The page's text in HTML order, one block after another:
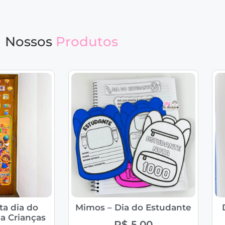
Nossos Produtos
dia do
Crianças
Mimos – Dia do Estudante